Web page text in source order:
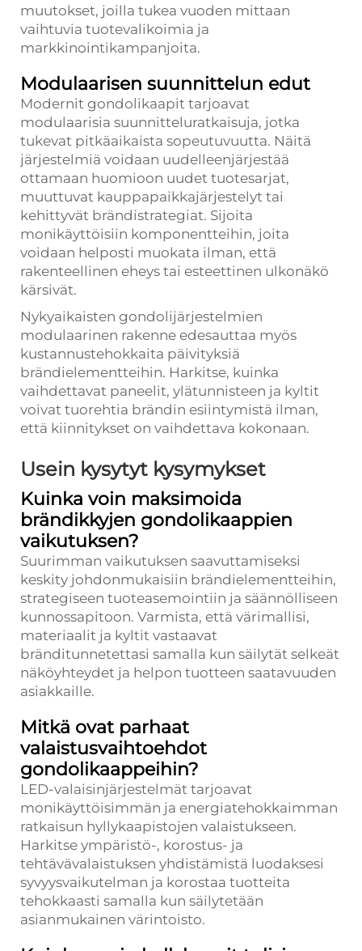
muutokset, joilla tukea vuoden mittaan
vaihtuvia tuotevalikoimia ja
markkinointikampanjoita.
Modulaarisen suunnittelun edut
Modernit gondolikaapit tarjoavat
modulaarisia suunnitteluratkaisuja, jotka
tukevat pitkäaikaista sopeutuvuutta. Näitä
järjestelmiä voidaan uudelleenjärjestää
ottamaan huomioon uudet tuotesarjat,
muuttuvat kauppapaikkajärjestelyt tai
kehittyvät brändistrategiat. Sijoita
monikäyttöisiin komponentteihin, joita
voidaan helposti muokata ilman, että
rakenteellinen eheys tai esteettinen ulkonäkö
kärsivät.
Nykyaikaisten gondolijärjestelmien
modulaarinen rakenne edesauttaa myös
kustannustehokkaita päivityksiä
brändielementteihin. Harkitse, kuinka
vaihdettavat paneelit, ylätunnisteen ja kyltit
voivat tuorehtia brändin esiintymistä ilman,
että kiinnitykset on vaihdettava kokonaan.
Usein kysytyt kysymykset
Kuinka voin maksimoida
brändikkyjen gondolikaappien
vaikutuksen?
Suurimman vaikutuksen saavuttamiseksi
keskity johdonmukaisiin brändielementteihin,
strategiseen tuoteasemointiin ja säännölliseen
kunnossapitoon. Varmista, että värimallisi,
materiaalit ja kyltit vastaavat
bränditunnetettasi samalla kun säilytät selkeät
näköyhteydet ja helpon tuotteen saatavuuden
asiakkaille.
Mitkä ovat parhaat
valaistusvaihtoehdot
gondolikaappeihin?
LED-valaisinjärjestelmät tarjoavat
monikäyttöisimmän ja energiatehokkaimman
ratkaisun hyllykaapistojen valaistukseen.
Harkitse ympäristö-, korostus- ja
tehtävävalaistuksen yhdistämistä luodaksesi
syvyysvaikutelman ja korostaa tuotteita
tehokkaasti samalla kun säilytetään
asianmukainen värintoisto.